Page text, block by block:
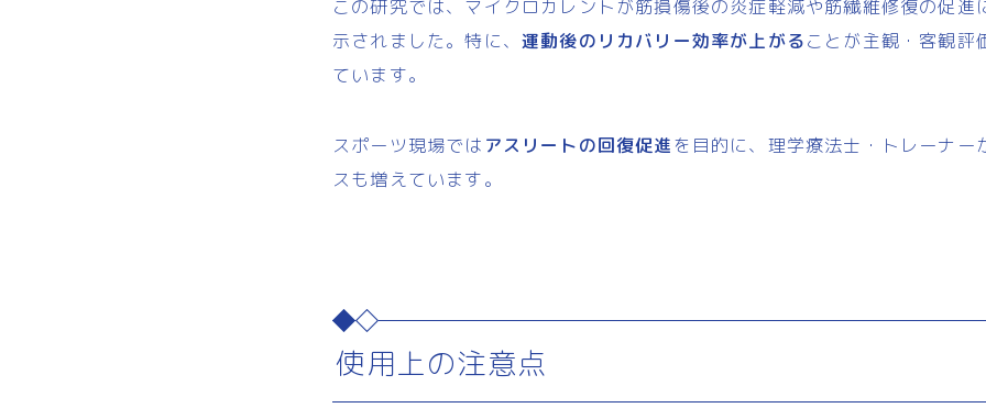
この研究では、マイクロカレントが筋損傷後の炎症軽減や筋繊維修復の促進
示されました。特に、 運動後のリカバリー効率が上がることが主観・客観評
ています。
スポーツ現場では アスリートの回復促進を目的に、理学療法士・トレーナー
スも増えています。
使用上の注意点